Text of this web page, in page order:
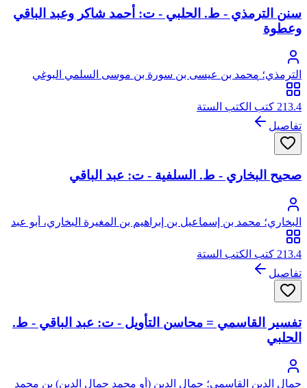
سنن الترمذي - ط. الحلبي - ت: أحمد شاكر وعبد الباقي
وعطوة
الترمذي؛ محمد بن عيسى بن سورة بن موسى السلمي البوغي
الترمذي، أبو عيسى
213.4 كتب الكتب الستة
تفاصيل
صحيح البخاري - ط. السلفية - ت: عبد الباقي
البخاري؛ محمد بن إسماعيل بن إبراهيم بن المغيرة البخاري، أبو عبد
الله
213.4 كتب الكتب الستة
تفاصيل
تفسير القاسمي = محاسن التأويل - ت: عبد الباقي - ط.
الحلبي
جمال الدين القاسمي؛ جمال الدين (أو محمد جمال الدين) بن محمد